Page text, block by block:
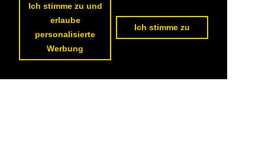
Ich stimme zu und
erlaube
personalisierte
Werbung
Ich stimme zu